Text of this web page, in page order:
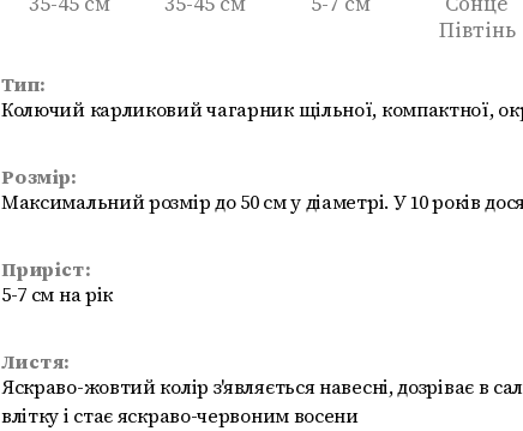
Півтінь
Тип:
Колючий карликовий чагарник щільної, компактної,
Розмір:
Максимальний розмір до 50 см у діаметрі. У 10 років
Приріст:
5-7 см на рік
Листя:
Яскраво-жовтий колір з'являється навесні, дозріває в
влітку і стає яскраво-червоним восени